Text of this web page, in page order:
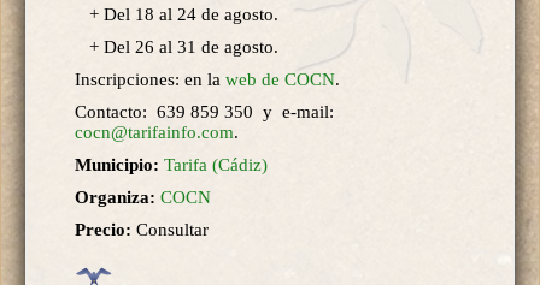
+ Del 18 al 24 de agosto.
+ Del 26 al 31 de agosto.
Inscripciones: en la web de COCN.
Contacto: 639 859 350 y e-mail:
cocn@tarifainfo.com.
Municipio: Tarifa (Cádiz)
Organiza: COCN
Precio: Consultar